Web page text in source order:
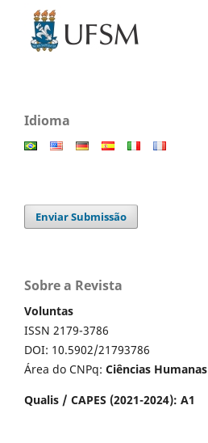
Idioma
Enviar Submissão
Sobre a Revista
Voluntas
ISSN 2179-3786
DOI: 10.5902/21793786
Área do CNPq: Ciências Humanas
Qualis / CAPES (2021-2024): A1